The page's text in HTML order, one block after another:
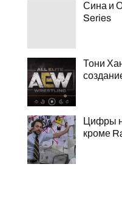
Сина и
Series
Тони
Цифры
кроме